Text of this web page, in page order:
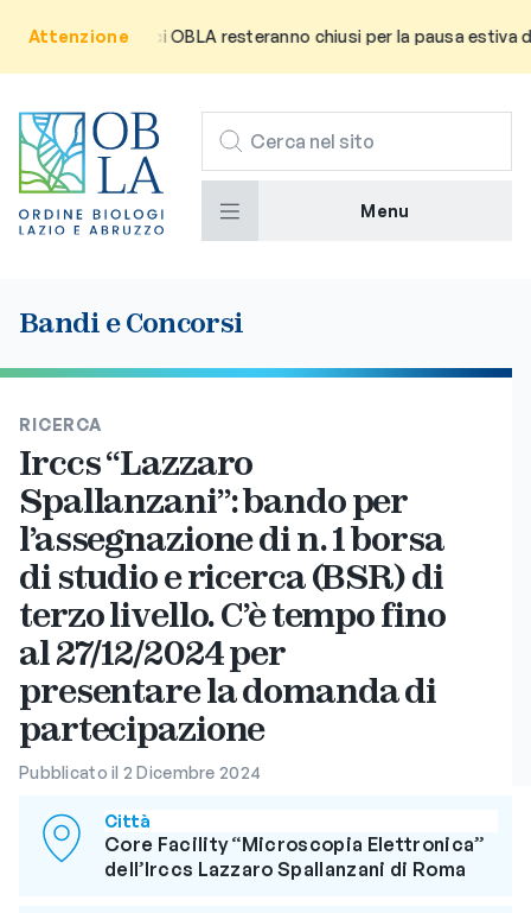
Attenzione
che gli uffici OBLA resteranno chiusi per la pausa estiva
CERCA
Menu
Bandi e Concorsi
RICERCA
Irccs “Lazzaro
Spallanzani”: bando per
l’assegnazione di n. 1 borsa
di studio e ricerca (BSR) di
terzo livello. C’è tempo fino
al 27/12/2024 per
presentare la domanda di
partecipazione
Pubblicato il 2 Dicembre 2024
Città
Core Facility “Microscopia Elettronica”
dell’Irccs Lazzaro Spallanzani di Roma